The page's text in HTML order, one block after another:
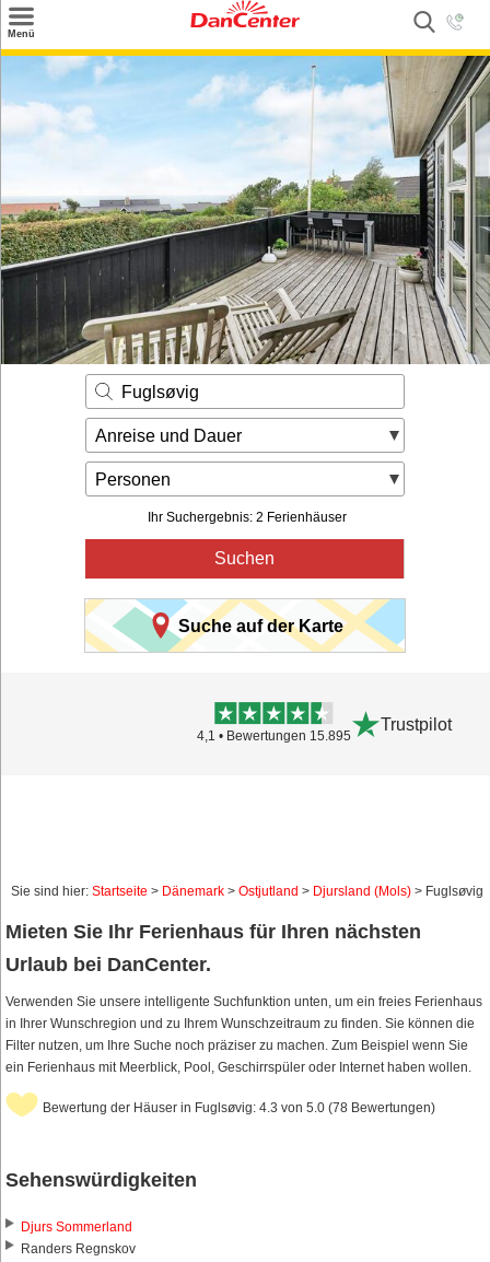
Menü
Suchen
Urlaubsziele
Angebote
Inspiration
Kontakt
Gut zu wissen
Login
Fuglsøvig
Anreise und Dauer
Personen
Ihr Suchergebnis: 2 Ferienhäuser
Suchen
Suche auf der Karte
4,1 • Bewertungen 15.895
Trustpilot
Sie sind hier: Startseite > Dänemark > Ostjutland > Djursland (Mols) > Fuglsøvig
Mieten Sie Ihr Ferienhaus für Ihren nächsten
Urlaub bei DanCenter.
Verwenden Sie unsere intelligente Suchfunktion unten, um ein freies Ferienhaus
in Ihrer Wunschregion und zu Ihrem Wunschzeitraum zu finden. Sie können die
Filter nutzen, um Ihre Suche noch präziser zu machen. Zum Beispiel wenn Sie
ein Ferienhaus mit Meerblick, Pool, Geschirrspüler oder Internet haben wollen.
Bewertung der Häuser in Fuglsøvig: 4.3 von 5.0 (78 Bewertungen)
Sehenswürdigkeiten
Djurs Sommerland
Randers Regnskov